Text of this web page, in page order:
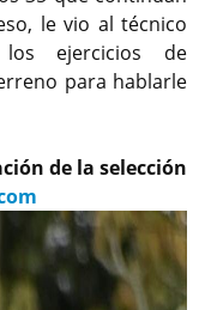
le vio al técnico
ejercicios de
para hablarle
de la selección